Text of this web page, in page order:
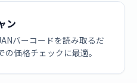
ン
バーコードを読み取るだ
の価格チェックに最適。